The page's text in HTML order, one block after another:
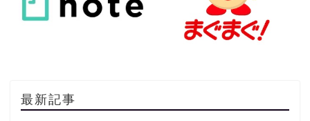
最新記事